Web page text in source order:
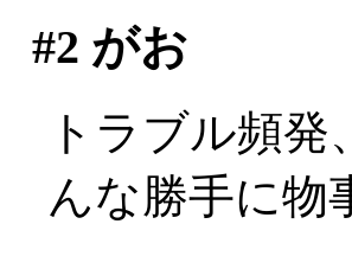
#2 がお
トラブル頻
んな勝手に物